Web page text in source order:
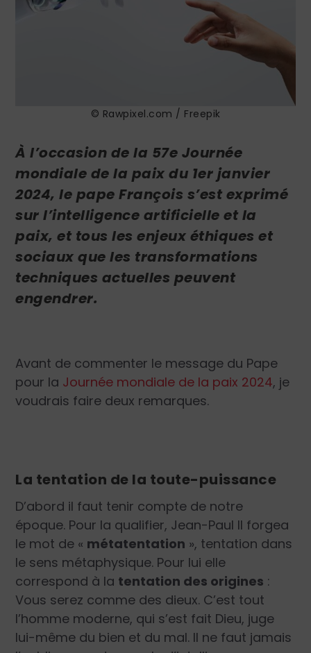
© Rawpixel.com / Freepik
À l’occasion de la 57e Journée
mondiale de la paix du 1er janvier
2024, le pape François s’est exprimé
sur l’intelligence artificielle et la
paix, et tous les enjeux éthiques et
sociaux que les transformations
techniques actuelles peuvent
engendrer.
Avant de commenter le message du Pape
pour la Journée mondiale de la paix 2024, je
voudrais faire deux remarques.
La tentation de la toute-puissance
D’abord il faut tenir compte de notre
époque. Pour la qualifier, Jean-Paul II forgea
le mot de « métatentation », tentation dans
le sens métaphysique. Pour lui elle
correspond à la tentation des origines :
Vous serez comme des dieux. C’est tout
l’homme moderne, qui s’est fait Dieu, juge
lui-même du bien et du mal. Il ne faut jamais